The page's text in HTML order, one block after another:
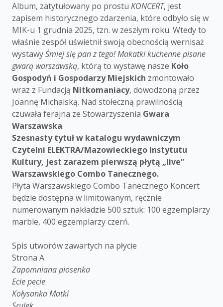
Album, zatytułowany po prostu KONCERT, jest
zapisem historycznego zdarzenia, które odbyło się w
MIK-u 1 grudnia 2025, tzn. w zeszłym roku. Wtedy to
właśnie zespół uświetnił swoją obecnością wernisaż
wystawyŚmiej się pan z tego! Makatki kuchenne pisane
gwarą warszawską, którą to wystawę nasze Koło
Gospodyń i Gospodarzy Miejskich zmontowało
wraz z Fundacją Nitkomaniacy, dowodzoną przez
Joannę Michalską. Nad stołeczną prawilnością
czuwała ferajna ze Stowarzyszenia Gwara
Warszawska.
Szesnasty tytuł w katalogu wydawniczym
Czytelni ELEKTRA/Mazowieckiego Instytutu
Kultury, jest zarazem pierwszą płytą „live”
Warszawskiego Combo Tanecznego.
Płyta Warszawskiego Combo Tanecznego Koncert
będzie dostępna w limitowanym, ręcznie
numerowanym nakładzie 500 sztuk: 100 egzemplarzy
marble, 400 egzemplarzy czerń.
Spis utworów zawartych na płycie
Strona A
Zapomniana piosenka
Ecie pecie
Kołysanka Matki